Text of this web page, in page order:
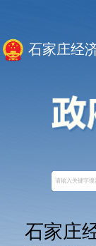
石家庄经
石家庄